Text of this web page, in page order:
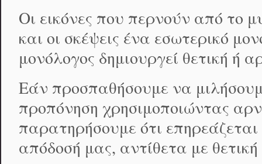
Οι εικόνες που περνούν από το
και οι σκέψεις ένα εσωτερικό
μονόλογος δημιουργεί θετική ή
Εάν προσπαθήσουμε να
προπόνηση χρησιμοποιώντας
παρατηρήσουμε ότι
απόδοσή μας, αντίθετα με